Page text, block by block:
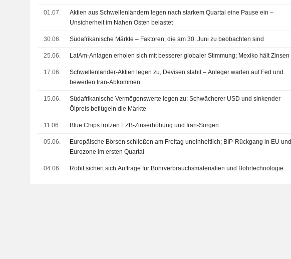
01.07.
Aktien aus Schwellenländern legen nach starkem Quartal eine Pause ein –
Unsicherheit im Nahen Osten belastet
30.06. Südafrikanische Märkte – Faktoren, die am 30. Juni zu beobachten sind
25.06. LatAm-Anlagen erholen sich mit besserer globaler Stimmung; Mexiko hält Zinsen
17.06.
Schwellenländer-Aktien legen zu, Devisen stabil – Anleger warten auf Fed und
bewerten Iran-Abkommen
15.06.
Südafrikanische Vermögenswerte legen zu: Schwächerer USD und sinkender
Ölpreis beflügeln die Märkte
11.06. Blue Chips trotzen EZB-Zinserhöhung und Iran-Sorgen
05.06.
Europäische Börsen schließen am Freitag uneinheitlich; BIP-Rückgang in EU und
Eurozone im ersten Quartal
04.06. Robit sichert sich Aufträge für Bohrverbrauchsmaterialien und Bohrtechnologie